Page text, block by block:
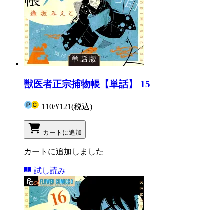
獣医者正宗捕物帳【単話】 15
110/¥121(税込)
カートに追加
カートに追加しました
試し読み